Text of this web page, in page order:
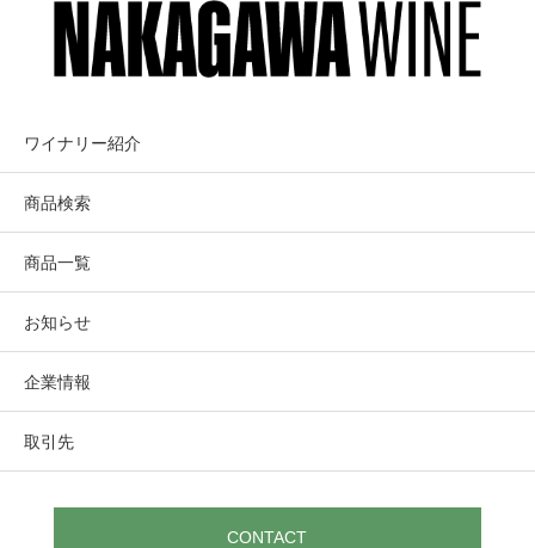
テクニカル情報
醸造:過度な抽出を行わず、天然酵母のみを使い、仏産のフ
テイスティング・コメント
ピュアで魅惑に富んだこの特徴的なピノ・ノワールは、海
岸沿いの起伏に富んだ丘の中腹に位置する畑の特徴を表現
している。グラスの中は鮮やかな紫色。グラスに注いだと
たん、どんどんと華やかに香り立ち、ブラック・リコリ
ス、クランベリーの果実、スパイシーなグローブ、ミン
ト・オイルのニュアンスが現れる。
シルクのような口当たり、次々と更に香りや果実の味わい
が押し寄せてくる。ラベンダー、キルシュ、スターアニ
そそる酸とエキゾチックなスパイスの余韻が長いフィニッ
BOARS’ VIEW ボアズ・ヴュー
ワイナリー名は～マーカッシン・ヴィン
ヤードを眺望する～と名付け、ソノマ・
コースト・トップをターゲットする
Boars’ View
ワイナリー紹介
商品検索
商品一覧
お知らせ
企業情報
取引先
CONTACT